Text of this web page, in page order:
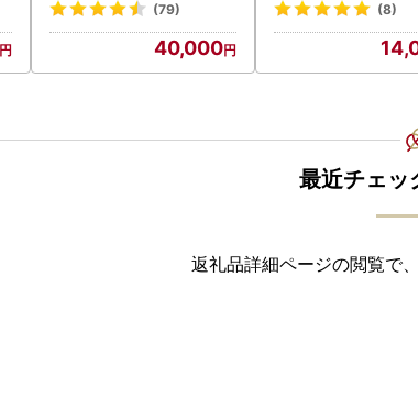
(79)
40,000
(8)
最近チェッ
返礼品詳細ページの閲覧で